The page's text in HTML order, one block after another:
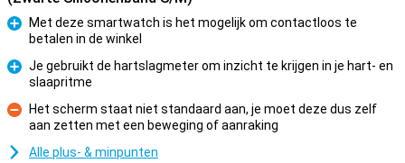
Pluspunt
Met deze smartwatch is het mogelijk om contactloos te
betalen in de winkel
Pluspunt
Je gebruikt de hartslagmeter om inzicht te krijgen in je hart- en
slaapritme
Minpunt
Het scherm staat niet standaard aan, je moet deze dus zelf
aan zetten met een beweging of aanraking
Alle plus- & minpunten